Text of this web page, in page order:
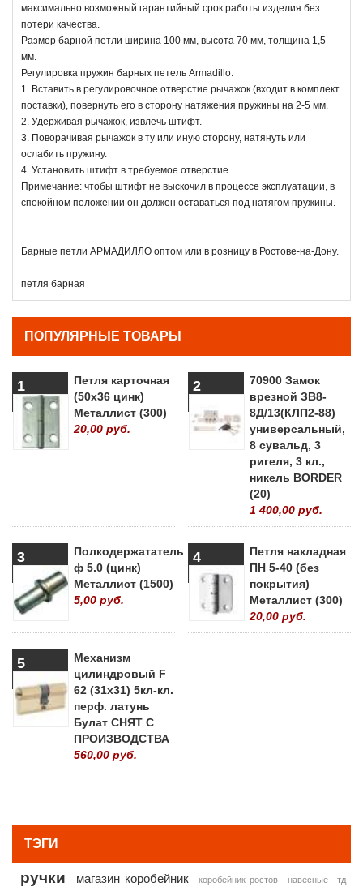
максимально возможный гарантийный срок работы изделия без
потери качества.
Размер барной петли ширина 100 мм, высота 70 мм, толщина 1,5
мм.
Регулировка пружин барных петель Armadillo:
1. Вставить в регулировочное отверстие рычажок (входит в комплект
поставки), повернуть его в сторону натяжения пружины на 2-5 мм.
2. Удерживая рычажок, извлечь штифт.
3. Поворачивая рычажок в ту или иную сторону, натянуть или
ослабить пружину.
4. Установить штифт в требуемое отверстие.
Примечание: чтобы штифт не выскочил в процессе эксплуатации, в
спокойном положении он должен оставаться под натягом пружины.
Барные петли АРМАДИЛЛО оптом или в розницу в Ростове-на-Дону.
петля барная
ПОПУЛЯРНЫЕ ТОВАРЫ
1
Петля карточная
(50х36 цинк)
Металлист (300)
20,00 руб.
2
70900 Замок
врезной ЗВ8-
8Д/13(КЛП2-88)
универсальный,
8 сувальд, 3
ригеля, 3 кл.,
никель BORDER
(20)
1 400,00 руб.
3
Полкодержататель
ф 5.0 (цинк)
Металлист (1500)
5,00 руб.
4
Петля накладная
ПН 5-40 (без
покрытия)
Металлист (300)
20,00 руб.
5
Механизм
цилиндровый F
62 (31х31) 5кл-кл.
перф. латунь
Булат СНЯТ С
ПРОИЗВОДСТВА
560,00 руб.
ТЭГИ
ручки магазин коробейник коробейник ростов навесные
тд